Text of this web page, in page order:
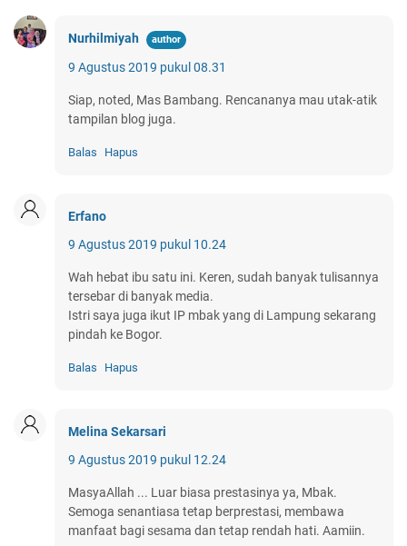
Nurhilmiyah
9 Agustus 2019 pukul 08.31
Siap, noted, Mas Bambang. Rencananya mau utak-atik
tampilan blog juga.
Balas Hapus
Erfano
9 Agustus 2019 pukul 10.24
Wah hebat ibu satu ini. Keren, sudah banyak tulisannya
tersebar di banyak media.
Istri saya juga ikut IP mbak yang di Lampung sekarang
pindah ke Bogor.
Balas Hapus
Melina Sekarsari
9 Agustus 2019 pukul 12.24
MasyaAllah ... Luar biasa prestasinya ya, Mbak.
Semoga senantiasa tetap berprestasi, membawa
manfaat bagi sesama dan tetap rendah hati. Aamiin.